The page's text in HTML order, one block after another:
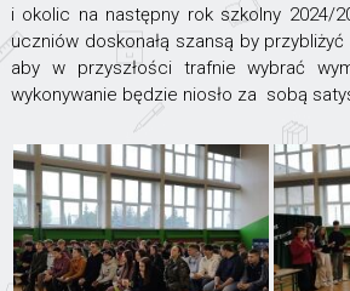
i okolic na następny rok szkolny 2024/
uczniów doskonałą szansą by
aby w przyszłości trafnie wybrać
wykonywanie będzie niosło za sobą